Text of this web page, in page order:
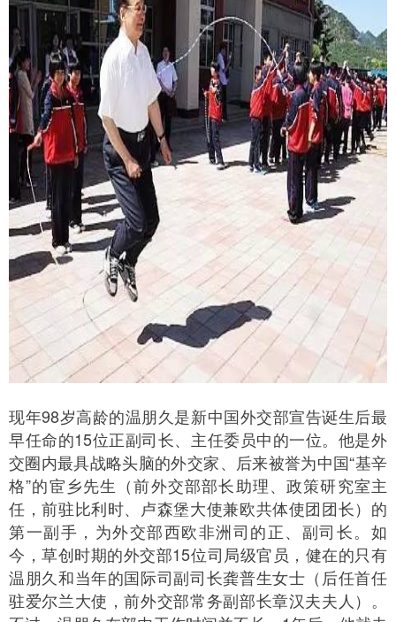
现年98岁高龄的温朋久是新中国外交部宣告诞生后最
早任命的15位正副司长、主任委员中的一位。他是外
交圈内最具战略头脑的外交家、后来被誉为中国“基辛
格”的宦乡先生（前外交部部长助理、政策研究室主
任，前驻比利时、卢森堡大使兼欧共体使团团长）的
第一副手，为外交部西欧非洲司的正、副司长。如
今，草创时期的外交部15位司局级官员，健在的只有
温朋久和当年的国际司副司长龚普生女士（后任首任
驻爱尔兰大使，前外交部常务副部长章汉夫夫人）。